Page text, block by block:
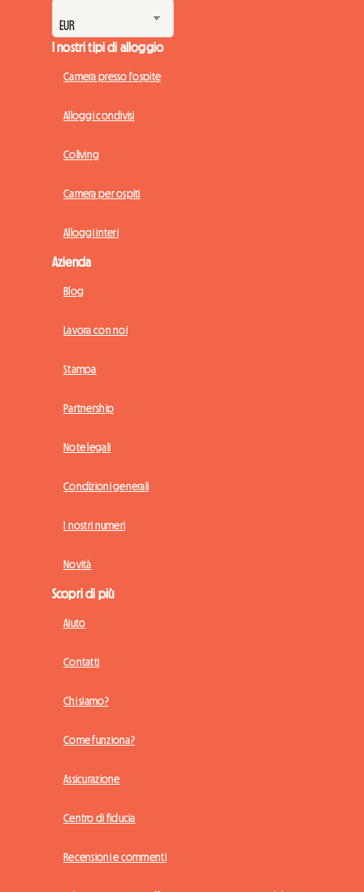
I nostri tipi di alloggio
Camera presso l'ospite
Alloggi condivisi
Coliving
Camera per ospiti
Alloggi interi
Azienda
Blog
Lavora con noi
Stampa
Partnership
Note legali
Condizioni generali
I nostri numeri
Novità
Scopri di più
Aiuto
Contatti
Chi siamo?
Come funziona?
Assicurazione
Centro di fiducia
Recensioni e commenti